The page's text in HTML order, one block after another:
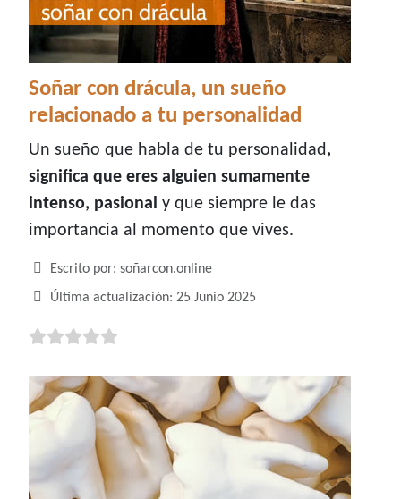
Soñar con drácula, un sueño
relacionado a tu personalidad
Un sueño que habla de tu personalidad,
significa que eres alguien sumamente
intenso, pasional y que siempre le das
importancia al momento que vives.
Detalles
Escrito por: soñarcon.online
Última actualización: 25 Junio 2025